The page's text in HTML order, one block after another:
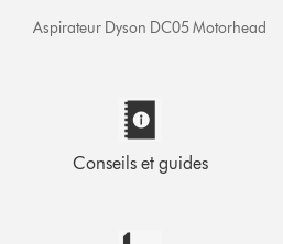
Aspirateur Dyson DC05 Motorhead
Conseils et guides